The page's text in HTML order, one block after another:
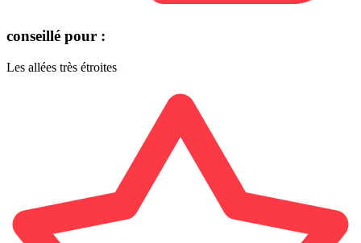
conseillé pour :
Les allées très étroites